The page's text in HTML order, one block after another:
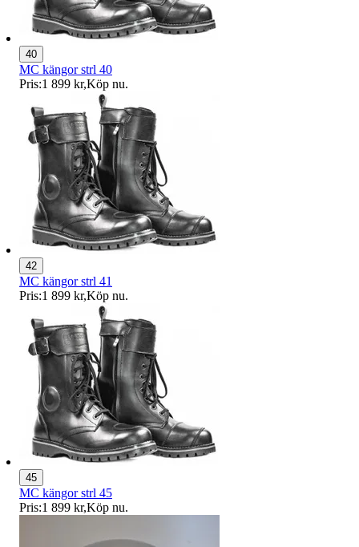
40
MC kängor strl 40
Pris:1 899 kr,Köp nu.
42
MC kängor strl 41
Pris:1 899 kr,Köp nu.
45
MC kängor strl 45
Pris:1 899 kr,Köp nu.